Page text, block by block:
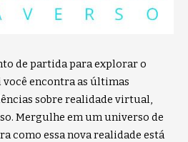
de partida para explorar o
encontra as últimas
sobre realidade virtual,
Mergulhe em um universo de
como essa nova realidade está